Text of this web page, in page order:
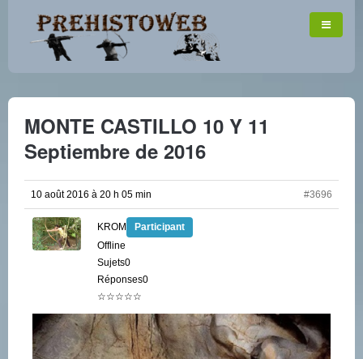
MONTE CASTILLO 10 Y 11
Septiembre de 2016
10 août 2016 à 20 h 05 min #3696
KROM
Participant
Offline
Sujets0
Réponses0
☆☆☆☆☆